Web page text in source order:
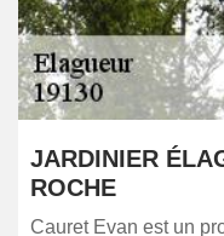
JARDINIER
ROCHE
Cauret Evan est un